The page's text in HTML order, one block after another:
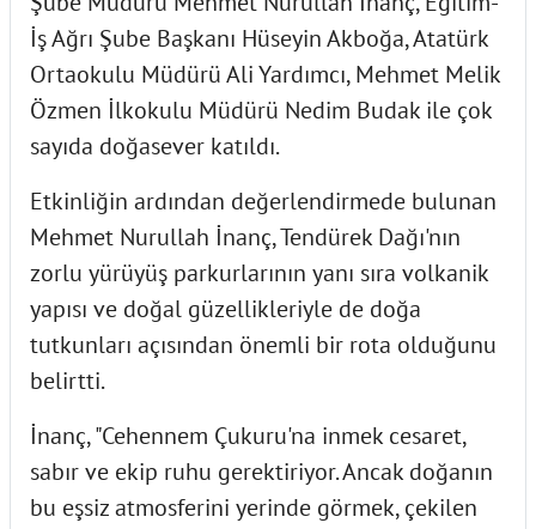
İş Ağrı Şube Başkanı Hüseyin Akboğa, Atatürk
Ortaokulu Müdürü Ali Yardımcı, Mehmet Melik
Özmen İlkokulu Müdürü Nedim Budak ile çok
sayıda doğasever katıldı.
Etkinliğin ardından değerlendirmede bulunan
Mehmet Nurullah İnanç, Tendürek Dağı'nın
zorlu yürüyüş parkurlarının yanı sıra volkanik
yapısı ve doğal güzellikleriyle de doğa
tutkunları açısından önemli bir rota olduğunu
belirtti.
İnanç, "Cehennem Çukuru'na inmek cesaret,
sabır ve ekip ruhu gerektiriyor. Ancak doğanın
bu eşsiz atmosferini yerinde görmek, çekilen